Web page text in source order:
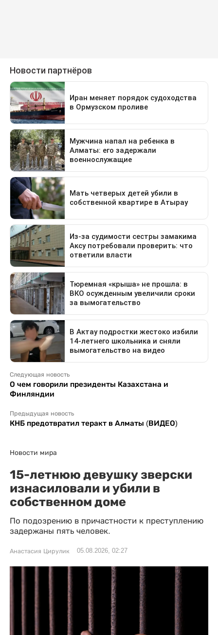
Следующая новость
О чем говорили президенты Казахстана и
Финляндии
Предыдущая новость
КНБ предотвратил теракт в Алматы (ВИДЕО)
Новости мира
15-летнюю девушку зверски
изнасиловали и убили в
собственном доме
По подозрению в причастности к преступлению
задержаны пять человек.
Анастасия Цирулик 05.08.2026, 02:27